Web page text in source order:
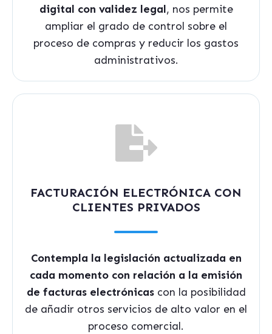
digital con validez legal, nos permite
ampliar el grado de control sobre el
proceso de compras y reducir los gastos
administrativos.
FACTURACIÓN ELECTRÓNICA CON
CLIENTES PRIVADOS
Contempla la legislación actualizada en
cada momento con relación a la emisión
de facturas electrónicascon la posibilidad
de añadir otros servicios de alto valor en el
proceso comercial.